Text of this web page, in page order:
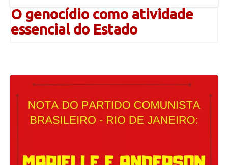
O genocídio como atividade
essencial do Estado